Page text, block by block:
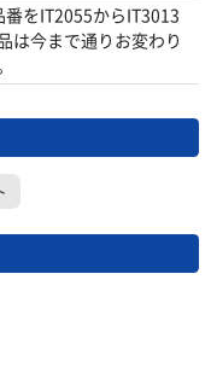
をIT2055からIT3013
は今まで通りお変わり